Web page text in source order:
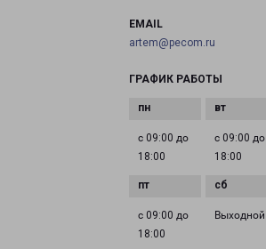
EMAIL
artem@pecom.ru
ГРАФИК РАБОТЫ
с 09:00 до
18:00
с 09:00 до
18:00
с 09:00 до
18:00
Выходной